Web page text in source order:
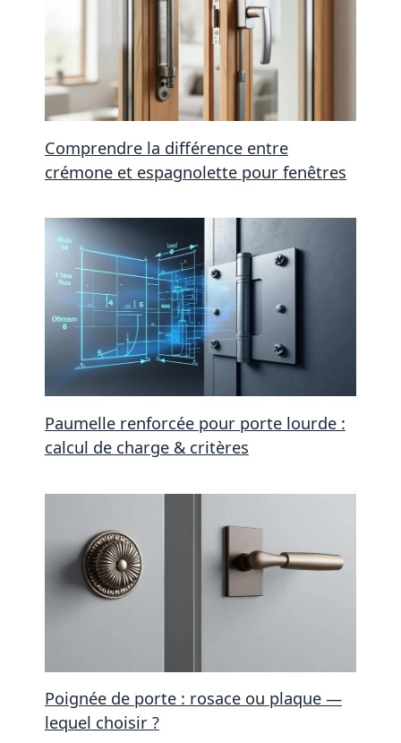
Comprendre la différence entre
crémone et espagnolette pour fenêtres
Paumelle renforcée pour porte lourde :
calcul de charge & critères
Poignée de porte : rosace ou plaque —
lequel choisir ?